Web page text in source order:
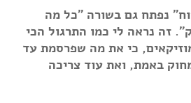
נפתח גם בשורה "כל מה
זה נראה לי כמו התרגול הכי
כי את מה שפרסמת עד
באמת, ואת עוד צריכה